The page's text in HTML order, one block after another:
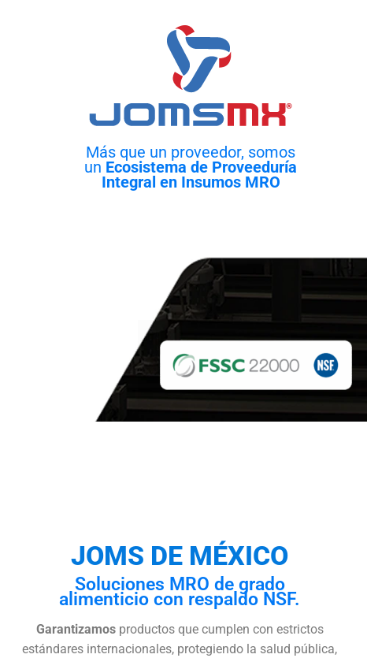
Más que un proveedor, somos
un Ecosistema de Proveeduría
Integral en Insumos MRO
JOMS DE MÉXICO
Soluciones MRO de grado
alimenticio con respaldo NSF.
Garantizamosproductos que cumplen con estrictos
estándares internacionales, protegiendo la salud pública,